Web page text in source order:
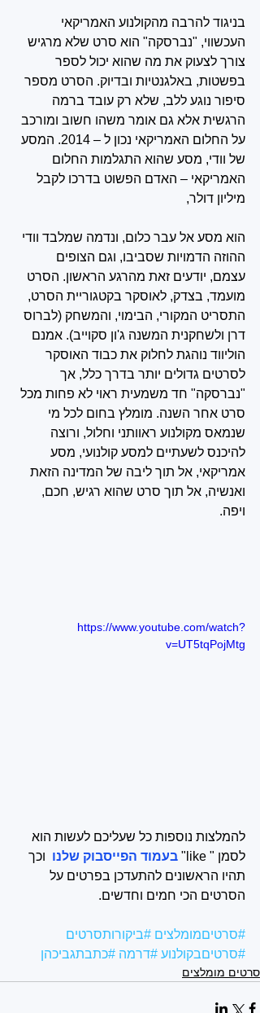
בניגוד להרבה מהקולנוע האמריקאי
העכשווי, "נברסקה" הוא סרט שלא מרגיש
צורך לצעוק את מה שהוא יכול לספר
בפשטות, באלגנטיות ובדיוק. הסרט מספר
סיפור נוגע ללב, שלא רק עובד ברמה
הרגשית אלא גם אומר משהו חשוב ומורכב
על החלום האמריקאי נכון ל – 2014. המסע
של וודי, מסע שהוא התגלמות החלום
האמריקאי – האדם הפשוט בדרכו לקבל
מיליון דולר,
הוא מסע אל עבר כלום, ונדמה שמלבד וודי
ההוזה הדמויות שסביבו, וגם הצופים
עצמם, יודעים זאת מהרגע הראשון. הסרט
מועמד, בצדק, לאוסקר בקטגוריית הסרט,
התסריט המקורי, הבימוי, והמשחק (לברוס
דרן ולשחקנית המשנה ג'ון סקוייב). אמנם
הוליווד נוהגת לחלוק את כבוד האוסקר
לסרטים גדולים יותר בדרך כלל, אך
"נברסקה" חד משמעית ראוי לא פחות מכל
סרט אחר השנה. מומלץ בחום לכל מי
שנמאס מקולנוע ראוותני וחלול, ורוצה
להיכנס לשעתיים למסע קולנועי, מסע
אמריקאי, אל תוך ליבה של המדינה הזאת
ואנשיה, אל תוך סרט שהוא רגיש, חכם,
ויפה.
https://www.youtube.com/watch?
v=UT5tqPojMtg
להמלצות נוספות כל שעליכם לעשות הוא
לסמן " like"
בעמוד הפייסבוק שלנו וכך
תהיו הראשונים להתעדכן בפרטים על
הסרטים הכי חמים וחדשים.
#סרטיםמומלצים #ביקורותסרטים
#סרטיםבקולנוע #דרמה #כתבתגביכהן
סרטים מומלצים